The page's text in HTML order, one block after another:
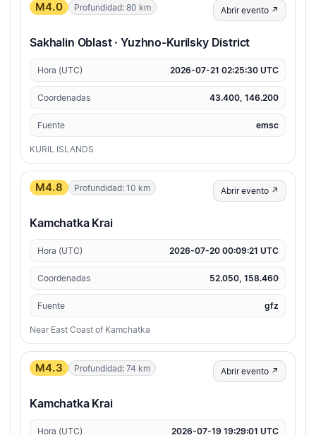
M4.0 Profundidad: 80 km Abrir evento ↗
Sakhalin Oblast · Yuzhno-Kurilsky District
Hora (UTC) 2026-07-21 02:25:30 UTC
Coordenadas 43.400, 146.200
Fuente emsc
KURIL ISLANDS
M4.8 Profundidad: 10 km Abrir evento ↗
Kamchatka Krai
Hora (UTC) 2026-07-20 00:09:21 UTC
Coordenadas 52.050, 158.460
Fuente gfz
Near East Coast of Kamchatka
M4.3 Profundidad: 74 km Abrir evento ↗
Kamchatka Krai
Hora (UTC) 2026-07-19 19:29:01 UTC